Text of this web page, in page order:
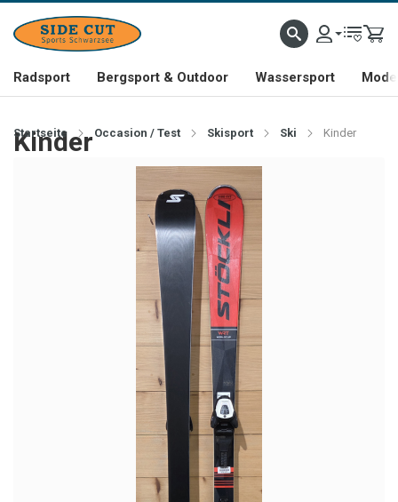
Radsport Bergsport & Outdoor Wassersport
Startseite Occasion / Test Skisport Ski Kinder
Kinder